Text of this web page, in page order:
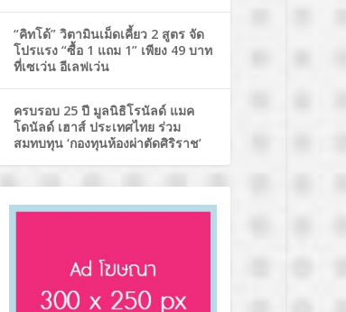
“คิทโด้” วิตามินเม็ดเคี้ยว 2 สูตร จัด
โปรแรง “ซื้อ 1 แถม 1” เพียง 49 บาท
ที่เซเว่น อีเลฟเว่น
ครบรอบ 25 ปี มูลนิธิโรนัลด์ แมค
โดนัลด์ เฮาส์ ประเทศไทย ร่วม
สมทบทุน ‘กองทุนห้องผ่าตัดศิริราช’